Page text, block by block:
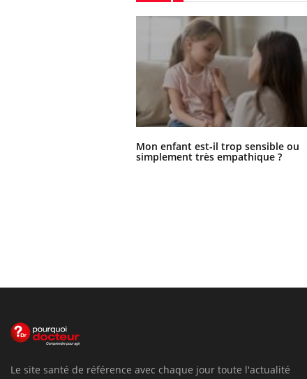
Mon enfant est-il trop sensible ou
simplement très empathique ?
Le site santé de référence avec chaque jour toute l'actualité